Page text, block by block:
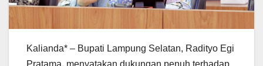
Kalianda* – Bupati Lampung Selatan, Radityo Egi
Pratama, menyatakan dukungan penuh terhadap